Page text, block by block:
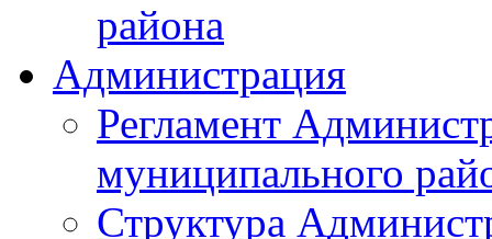
района
Администрация
Регламент
муниципального
Структура